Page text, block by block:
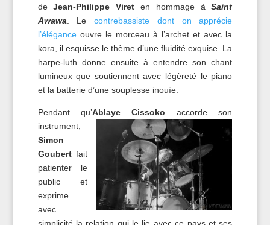
deJean-Philippe Viret en hommage àSaint
Awawa . Lecontrebassiste dont on apprécie
l’éléganceouvre le morceau à l’archet et avec la
kora, il esquisse le thème d’une fluidité exquise. La
harpe-luth donne ensuite à entendre son chant
lumineux que soutiennent avec légèreté le piano
et la batterie d’une souplesse inouïe.
Pendant qu’Ablaye Cissoko accorde son
instrument,
Simon
Goubertfait
patienter le
public et
exprime
avec